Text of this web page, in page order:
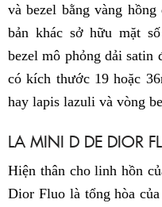
và bezel bằng vàng
bản khác sở hữu mặt
bezel mô phỏng dải satin
có kích thước 19 hoặc
hay lapis lazuli và vòng
LA MINI D DE DIOR
Hiện thân cho linh hồn
Dior Fluo là tổng hòa